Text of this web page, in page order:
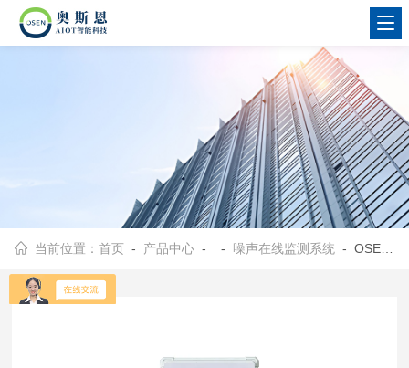
当前位置：首页 - 产品中心 - - 噪声在线监测系统 - OSEN-ZS高中生文明宿舍评估噪声质量在线监测仪